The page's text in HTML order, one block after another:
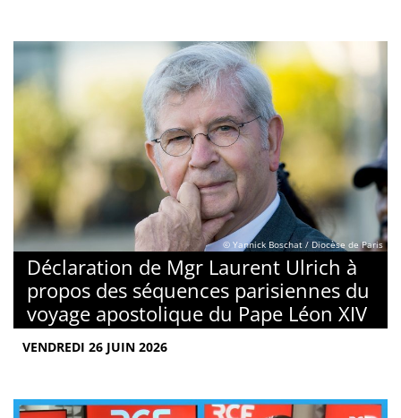
© Yannick Boschat / Diocèse de Paris
Déclaration de Mgr Laurent Ulrich à
propos des séquences parisiennes du
voyage apostolique du Pape Léon XIV
VENDREDI 26 JUIN 2026